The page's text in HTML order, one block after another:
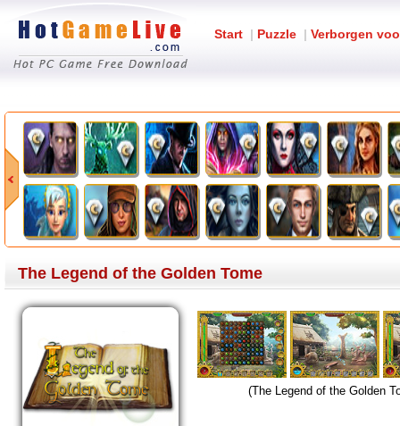
Start | Puzzle | Verborgen
The Legend of the Golden Tome
(The Legend of the Golden